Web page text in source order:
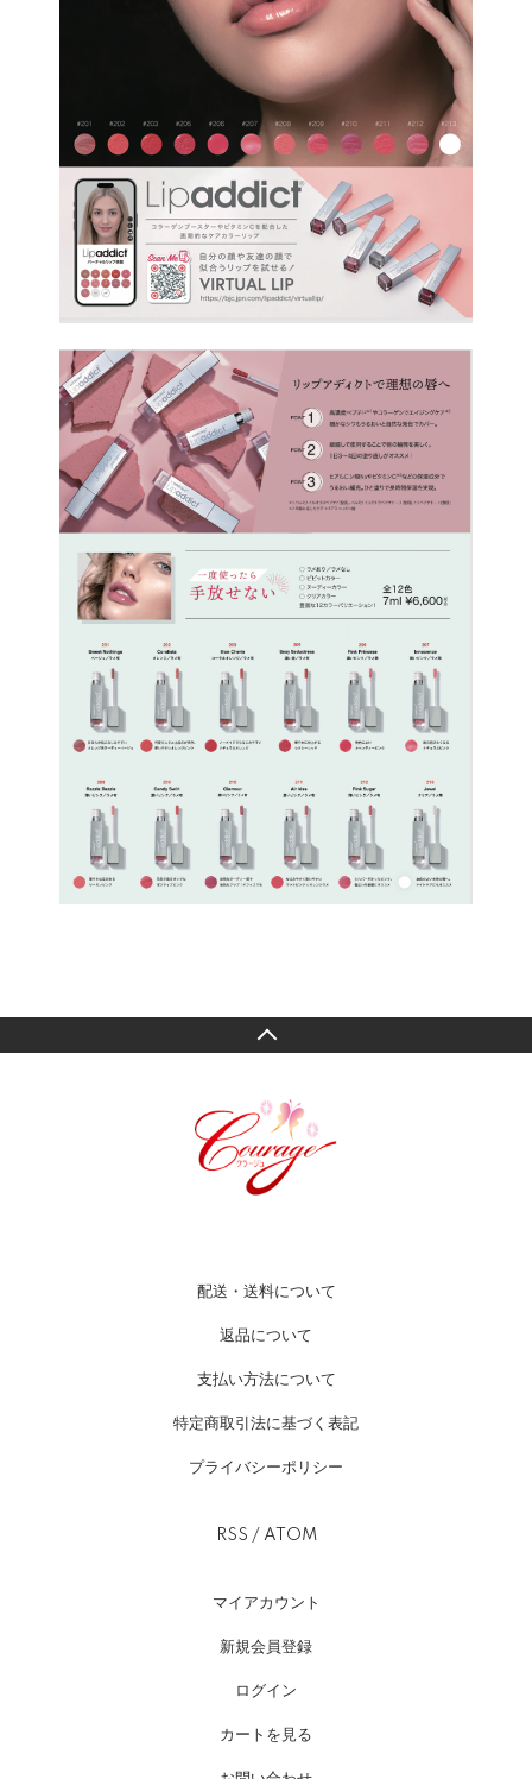
配送・送料について
返品について
支払い方法について
特定商取引法に基づく表記
プライバシーポリシー
RSS / ATOM
マイアカウント
新規会員登録
ログイン
カートを見る